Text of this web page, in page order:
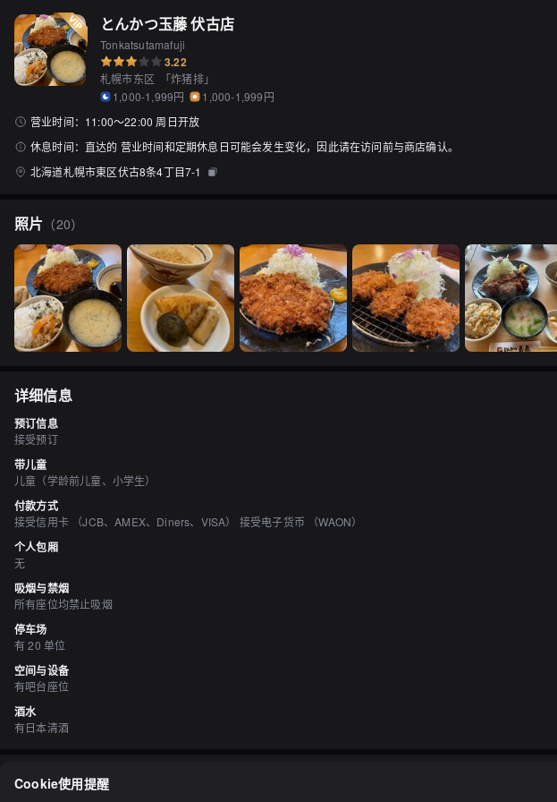
とんかつ玉藤 伏古店
Tonkatsutamafuji
3.22
札幌市东区 「炸猪排」
1,000-1,999円
1,000-1,999円
营业时间： 11:00〜22:00 周日开放
休息时间： 直达的 营业时间和定期休息日可能会发生变化，因此请在访问前与商店确认。
北海道札幌市東区伏古8条4丁目7-1
照片 （20）
详细信息
预订信息
接受预订
带儿童
儿童（学龄前儿童、小学生）
付款方式
接受信用卡 （JCB、AMEX、Diners、VISA） 接受电子货币 （WAON）
个人包厢
无
吸烟与禁烟
所有座位均禁止吸烟
停车场
有 20 单位
空间与设备
有吧台座位
酒水
有日本清酒
评价（21）
Cookie使用提醒